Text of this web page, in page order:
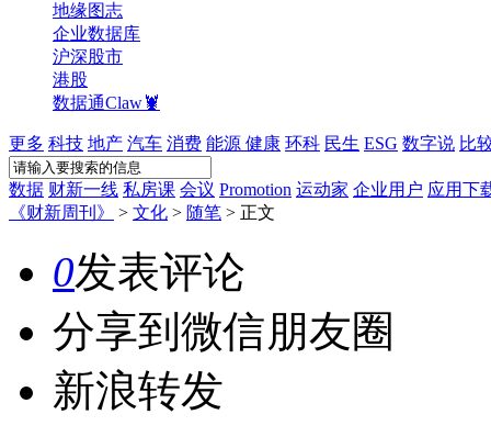
地缘图志
企业数据库
沪深股市
港股
数据通Claw🦞
更多 科技 地产 汽车 消费 能源 健康 环科 民生 ESG 数字说 比
数据 财新一线 私房课 会议 Promotion 运动家 企业用户 应用下
《财新周刊》
> 文化 > 随笔 > 正文
0发表评论
分享到微信朋友圈
新浪转发